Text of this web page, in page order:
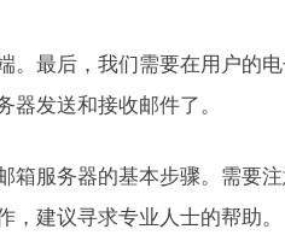
。最后，我们需要在用户的
器发送和接收邮件了。
箱服务器的基本步骤。需要
，建议寻求专业人士的帮助。